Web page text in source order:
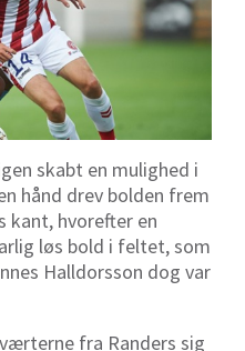
skabt en mulighed i
hånd drev bolden frem
kant, hvorefter en
løs bold i feltet, som
Halldorsson dog var
fra Randers sig